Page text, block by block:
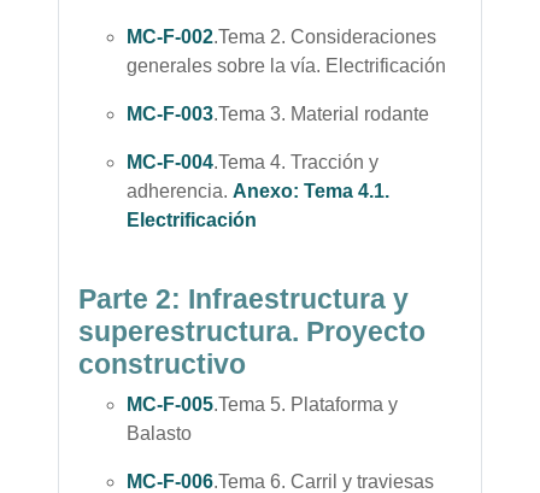
MC-F-002.Tema 2. Consideraciones
generales sobre la vía. Electrificación
MC-F-003.Tema 3. Material rodante
MC-F-004.Tema 4. Tracción y
adherencia. Anexo: Tema 4.1.
Electrificación
Parte 2: Infraestructura y
superestructura. Proyecto
constructivo
MC-F-005.Tema 5. Plataforma y
Balasto
MC-F-006.Tema 6. Carril y traviesas